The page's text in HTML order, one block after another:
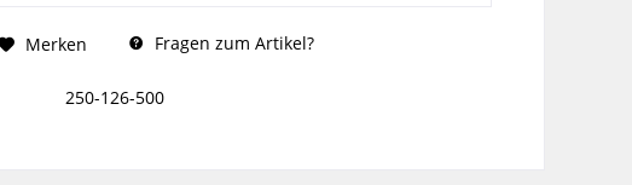
Merken Fragen zum Artikel?
250-126-500